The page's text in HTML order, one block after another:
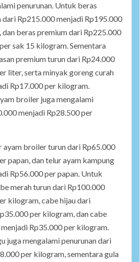
penurunan. Untuk beras
dari Rp215.000 menjadi Rp195.000
beras premium dari Rp225.000
sak 15 kilogram. Sementara
premium turun dari Rp24.000
liter, serta minyak goreng curah
Rp17.000 per kilogram.
broiler juga mengalami
menjadi Rp28.500 per
ayam broiler turun dari Rp65.000
papan, dan telur ayam kampung
Rp56.000 per papan. Untuk
merah turun dari Rp100.000
kilogram, cabe hijau dari
per kilogram, dan cabe
Rp35.000 per kilogram.
juga mengalami penurunan dari
per kilogram, sementara gula